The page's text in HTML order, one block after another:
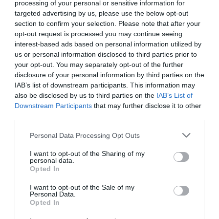
processing of your personal or sensitive information for
targeted advertising by us, please use the below opt-out
section to confirm your selection. Please note that after your
opt-out request is processed you may continue seeing
interest-based ads based on personal information utilized by
us or personal information disclosed to third parties prior to
your opt-out. You may separately opt-out of the further
disclosure of your personal information by third parties on the
IAB’s list of downstream participants. This information may
also be disclosed by us to third parties on the IAB’s List of
Downstream Participants that may further disclose it to other
Personal Data Processing Opt Outs
I want to opt-out of the Sharing of my
personal data.
Opted In
I want to opt-out of the Sale of my
Personal Data.
Opted In
estadounidense de baloncesto,
“por cada hora de
partido, se producían cuatro horas adicionales”
contenido.
Relacionado
Jordi Bertomeu: “La liga de NBA en Europa pone en la
mesa más incertidumbre y paraliza inversiones”
En ese trabajo de llegada al público, Sánchez de
“Cada corredor, cuando pasaba la meta, recibió un
video al momento con su llegada a meta, el recorrido y
la marca que había hecho. Son
acciones que
amplifican la experiencia del evento”
, apuntó.
Otro aspecto que buscan los espónsors, recordó la
de la marca”. En su caso, Telefónica, a través de
iniciativas como